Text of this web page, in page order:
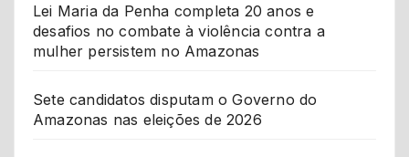
Lei Maria da Penha completa 20 anos e
desafios no combate à violência contra a
mulher persistem no Amazonas
Sete candidatos disputam o Governo do
Amazonas nas eleições de 2026